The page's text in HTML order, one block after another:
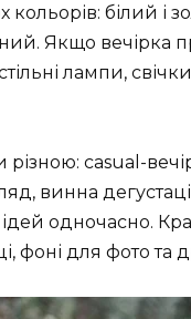
кольорів: білий і
Якщо вечірка
лампи,
casual-
винна
одночасно.
фоні для фото та